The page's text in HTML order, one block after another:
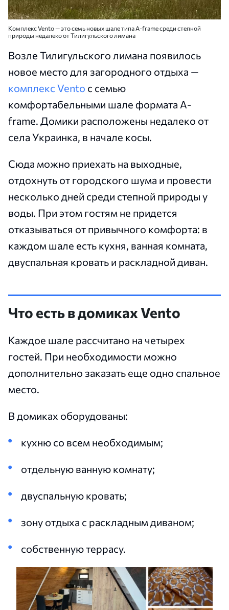
Комплекс Vento — это семь новых шале типа A-frame среди степной
природы недалеко от Тилигульского лимана
Возле Тилигульского лимана появилось
новое место для загородного отдыха —
комплекс Vento с семью
комфортабельными шале формата A-
frame. Домики расположены недалеко от
села Украинка, в начале косы.
Сюда можно приехать на выходные,
отдохнуть от городского шума и провести
несколько дней среди степной природы у
воды. При этом гостям не придется
отказываться от привычного комфорта: в
каждом шале есть кухня, ванная комната,
двуспальная кровать и раскладной диван.
Что есть в домиках Vento
Каждое шале рассчитано на четырех
гостей. При необходимости можно
дополнительно заказать еще одно спальное
место.
В домиках оборудованы:
кухню со всем необходимым;
отдельную ванную комнату;
двуспальную кровать;
зону отдыха с раскладным диваном;
собственную террасу.